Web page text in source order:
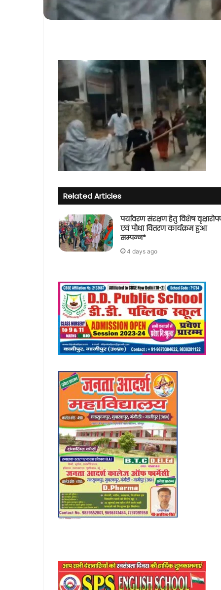
Related Articles
पर्यावरण संरक्षण हेतु विशेष
एवं पौधा वितरण कार्यक्रम हुआ
सम्पन्न*
4 days ago